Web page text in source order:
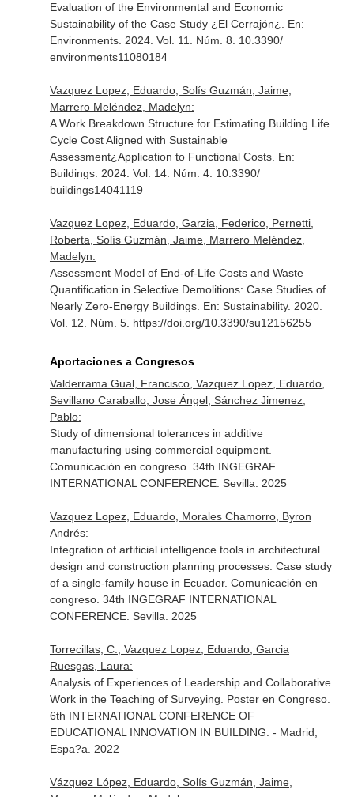
Evaluation of the Environmental and Economic
Sustainability of the Case Study ¿El Cerrajón¿. En:
Environments. 2024. Vol. 11. Núm. 8. 10.3390/
environments11080184
Vazquez Lopez, Eduardo, Solís Guzmán, Jaime,
Marrero Meléndez, Madelyn:
A Work Breakdown Structure for Estimating Building Life
Cycle Cost Aligned with Sustainable
Assessment¿Application to Functional Costs. En:
Buildings. 2024. Vol. 14. Núm. 4. 10.3390/
buildings14041119
Vazquez Lopez, Eduardo, Garzia, Federico, Pernetti,
Roberta, Solís Guzmán, Jaime, Marrero Meléndez,
Madelyn:
Assessment Model of End-of-Life Costs and Waste
Quantification in Selective Demolitions: Case Studies of
Nearly Zero-Energy Buildings. En: Sustainability. 2020.
Vol. 12. Núm. 5. https://doi.org/10.3390/su12156255
Aportaciones a Congresos
Valderrama Gual, Francisco, Vazquez Lopez, Eduardo,
Sevillano Caraballo, Jose Ángel, Sánchez Jimenez,
Pablo:
Study of dimensional tolerances in additive
manufacturing using commercial equipment.
Comunicación en congreso. 34th INGEGRAF
INTERNATIONAL CONFERENCE. Sevilla. 2025
Vazquez Lopez, Eduardo, Morales Chamorro, Byron
Andrés:
Integration of artificial intelligence tools in architectural
design and construction planning processes. Case study
of a single-family house in Ecuador. Comunicación en
congreso. 34th INGEGRAF INTERNATIONAL
CONFERENCE. Sevilla. 2025
Torrecillas, C., Vazquez Lopez, Eduardo, Garcia
Ruesgas, Laura:
Analysis of Experiences of Leadership and Collaborative
Work in the Teaching of Surveying. Poster en Congreso.
6th INTERNATIONAL CONFERENCE OF
EDUCATIONAL INNOVATION IN BUILDING. - Madrid,
Espa?a. 2022
Vázquez López, Eduardo, Solís Guzmán, Jaime,